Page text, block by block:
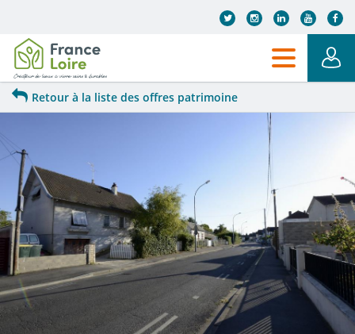
Retour à la liste des offres patrimoine